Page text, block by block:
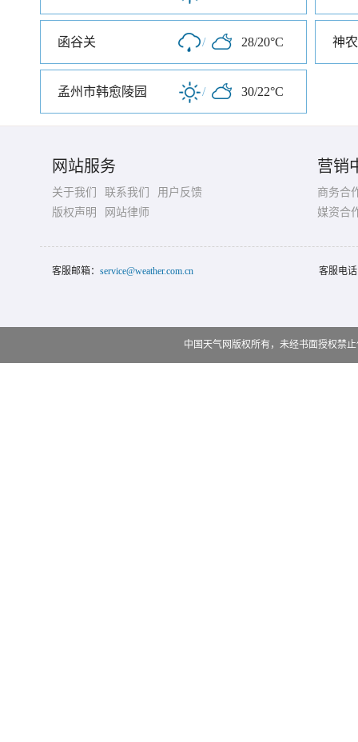
函谷关 / 28/20°C 神
孟州市韩愈陵园 / 30/22°C
网站服务
关于我们 联系我们
用户反馈
版权声明
网站律师
营销
商务合
媒资合
客服邮箱： service@weather.com.cn 客服电
中国天气网版权所有，未经书面授权